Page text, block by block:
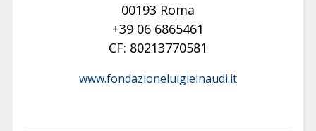
00193 Roma
+39 06 6865461
CF: 80213770581
www.fondazioneluigieinaudi.it